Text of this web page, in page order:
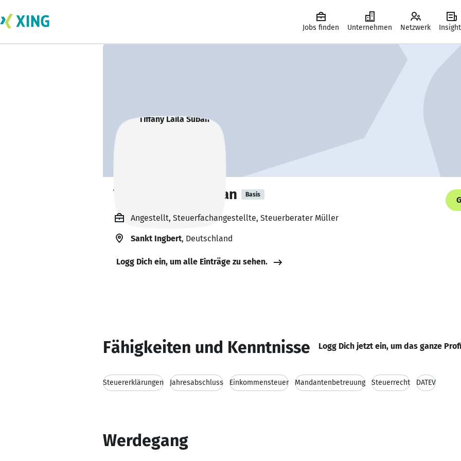
Jobs finden Unternehmen Netzwerk
Tiffany Laila Suban Basis
Angestellt, Steuerfachangestellte, Steuerberater Müller
Sankt Ingbert, Deutschland
Logg Dich ein, um alle Einträge zu sehen.
Fähigkeiten und Kenntnisse Logg Dich jetzt ein, um das ganze
Steuererklärungen Jahresabschluss Einkommensteuer Mandantenbetreuung Steuerrecht DATEV
Werdegang